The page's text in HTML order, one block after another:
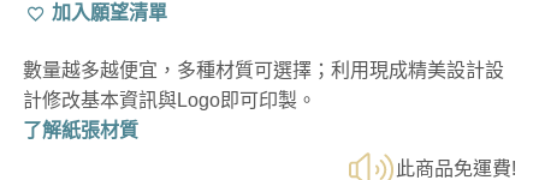
加入願望清單
數量越多越便宜，多種材質可選擇；利用現成精美設計設
計修改基本資訊與Logo即可印製。
了解紙張材質
此商品免運費!